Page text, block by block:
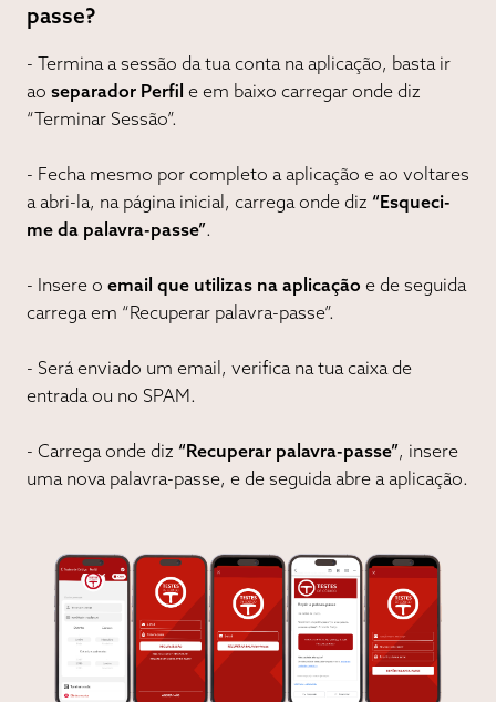
valida-os.
- Após isso, terás de aceitar os Termos e condições,
conta . Caso o e-mail não esteja na “Caixa de Entrada”,
verifica no “Spam”.
conta”, de seguida abre a aplicação e faz login com o
teu email e palavra-passe.
passe?
- Termina a sessão da tua conta na aplicação, basta ir
ao separador Perfil e em baixo carregar onde diz
“Terminar Sessão”.
- Fecha mesmo por completo a aplicação e ao voltares
a abri-la, na página inicial, carrega onde diz “Esqueci-
me da palavra-passe”.
- Insere o email que utilizas na aplicação e de seguida
carrega em “Recuperar palavra-passe”.
- Será enviado um email, verifica na tua caixa de
entrada ou no SPAM.
- Carrega onde diz “Recuperar palavra-passe”, insere
uma nova palavra-passe, e de seguida abre a aplicação.